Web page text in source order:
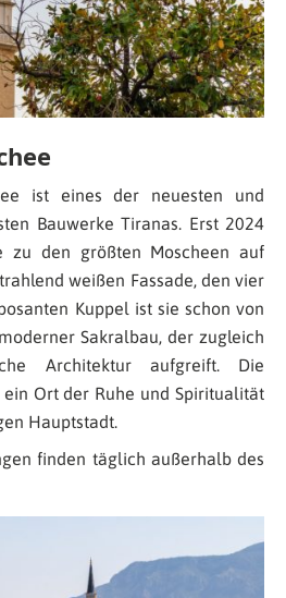
ist eines der neuesten und
Bauwerke Tiranas. Erst 2024
zu den größten Moscheen auf
weißen Fassade, den vier
Kuppel ist sie schon von
Sakralbau, der zugleich
Architektur aufgreift. Die
Ort der Ruhe und Spiritualität
Hauptstadt.
finden täglich außerhalb des